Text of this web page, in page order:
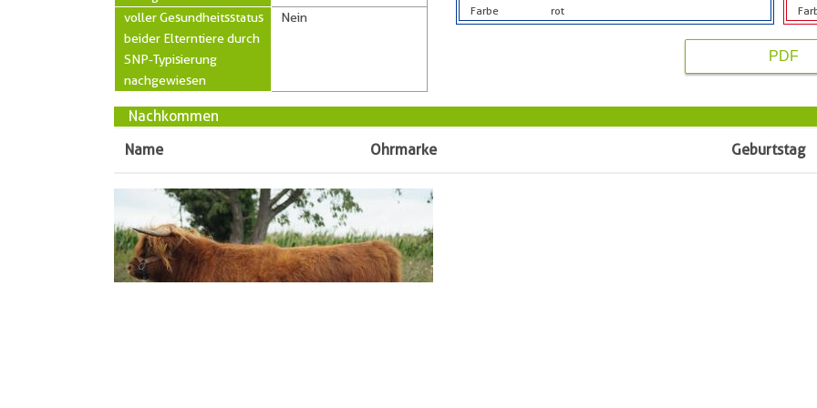
voller Gesundheitsstatus
beider Elterntiere durch
SNP-Typisierung
nachgewiesen
Nein Farbe rot
PDF
Nachkommen
Name
Ohrmarke Geburtstag